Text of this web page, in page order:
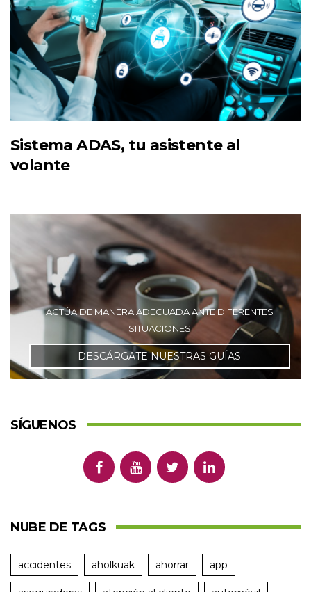
Sistema ADAS, tu asistente al
volante
ACTÚA DE MANERA ADECUADA ANTE DIFERENTES
SITUACIONES
DESCÁRGATE NUESTRAS GUÍAS
SÍGUENOS
NUBE DE TAGS
accidentes aholkuak ahorrar app